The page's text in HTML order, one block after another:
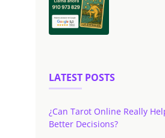
LATEST POSTS
¿Can Tarot Online Really
Better Decisions?